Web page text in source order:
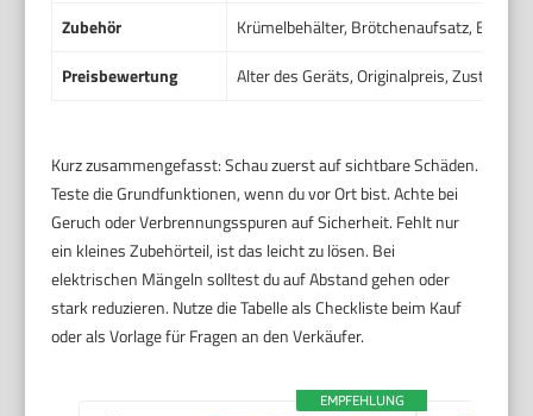
Zubehör
Krümelbehälter, Brötchenaufsatz,
Preisbewertung
Alter des Geräts, Originalpreis, Zustand,
Kurz zusammengefasst: Schau zuerst auf sichtbare Schäden.
Teste die Grundfunktionen, wenn du vor Ort bist. Achte bei
Geruch oder Verbrennungsspuren auf Sicherheit. Fehlt nur
ein kleines Zubehörteil, ist das leicht zu lösen. Bei
elektrischen Mängeln solltest du auf Abstand gehen oder
stark reduzieren. Nutze die Tabelle als Checkliste beim Kauf
oder als Vorlage für Fragen an den Verkäufer.
EMPFEHLUNG